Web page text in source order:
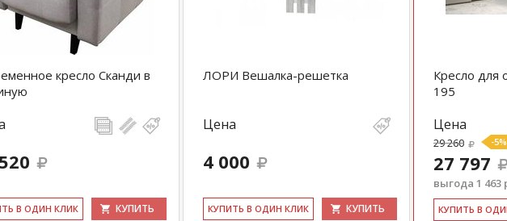
+79292022735
кресло Сканди в
В ОДИН КЛИК КУПИТЬ
ЛОРИ Вешалка-решетка
Цена
4 000
КУ­ПИТЬ В ОДИН КЛИК КУПИТЬ
Кресло для
195
Цена
29 260 -5%
27 797
выгода 1 463
КУ­ПИТЬ В